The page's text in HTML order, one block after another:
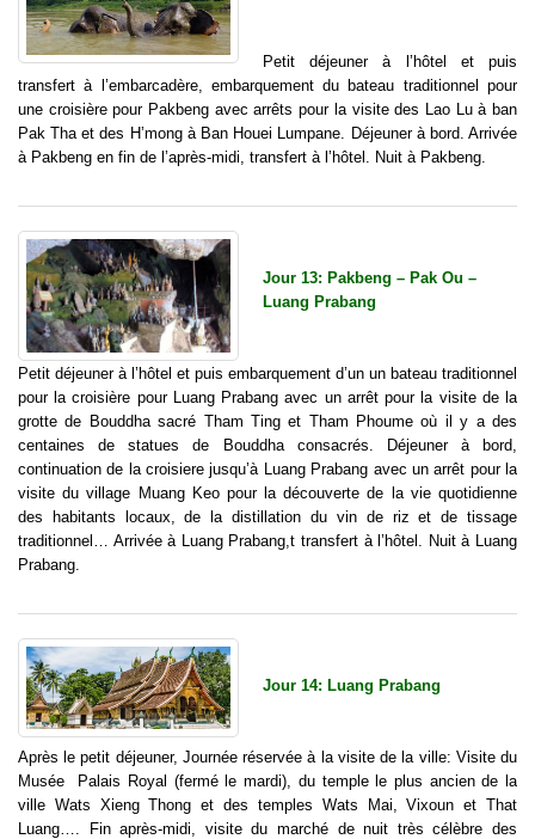
Petit déjeuner à l’hôtel et puis
transfert à l’embarcadère, embarquement du bateau traditionnel pour
une croisière pour Pakbeng avec arrêts pour la visite des Lao Lu à ban
Pak Tha et des H’mong à Ban Houei Lumpane. Déjeuner à bord. Arrivée
à Pakbeng en fin de l’après-midi, transfert à l’hôtel. Nuit à Pakbeng.
Jour 13: Pakbeng – Pak Ou –
Luang Prabang
Petit déjeuner à l’hôtel et puis embarquement d’un un bateau traditionnel
pour la croisière pour Luang Prabang avec un arrêt pour la visite de la
grotte de Bouddha sacré Tham Ting et Tham Phoume où il y a des
centaines de statues de Bouddha consacrés. Déjeuner à bord,
continuation de la croisiere jusqu’à Luang Prabang avec un arrêt pour la
visite du village Muang Keo pour la découverte de la vie quotidienne
des habitants locaux, de la distillation du vin de riz et de tissage
traditionnel… Arrivée à Luang Prabang,t transfert à l’hôtel. Nuit à Luang
Prabang.
Jour 14: Luang Prabang
Après le petit déjeuner, Journée réservée à la visite de la ville: Visite du
Musée Palais Royal (fermé le mardi), du temple le plus ancien de la
ville Wats Xieng Thong et des temples Wats Mai, Vixoun et That
Luang…. Fin après-midi, visite du marché de nuit très célèbre des